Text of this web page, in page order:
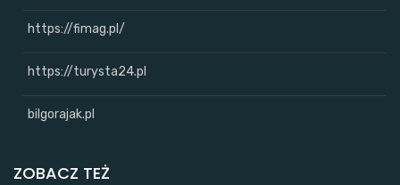
https://fimag.pl/
https://turysta24.pl
bilgorajak.pl
ZOBACZ TEŻ